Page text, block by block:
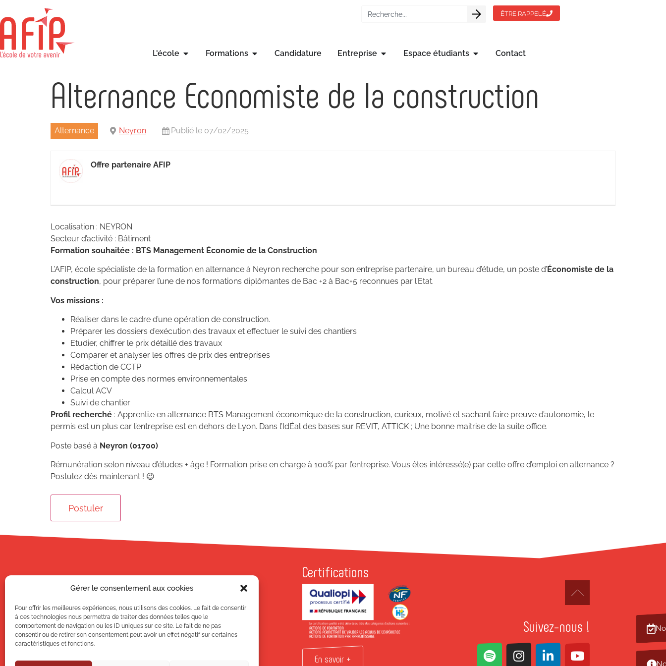
Gérer le consentement aux cookies
Pour offrir les meilleures expériences, nous utilisons des cookies. Le fait de consentir
à ces technologies nous permettra de traiter des données telles que le
comportement de navigation ou les ID uniques sur ce site. Le fait de ne pas
consentir ou de retirer son consentement peut avoir un effet négatif sur certaines
caractéristiques et fonctions.
ÊTRE RAPPELÉ
L'école Formations Candidature Entreprise Espace étudiants Contact
Alternance Economiste de la construction
Alternance Neyron Publié le 07/02/2025
Offre partenaire AFIP
Localisation : NEYRON
Secteur d’activité : Bâtiment
Formation souhaitée : BTS Management Économie de la Construction
L’AFIP, école spécialiste de la formation en alternance à Neyron recherche pour son entreprise partenaire, un bureau d’étude, un poste d’ Économiste de la
construction, pour préparer l’une de nos formations diplômantes de Bac +2 à Bac+5 reconnues par l’Etat.
Vos missions :
Réaliser dans le cadre d’une opération de construction.
Préparer les dossiers d’exécution des travaux et effectuer le suivi des chantiers
Etudier, chiffrer le prix détaillé des travaux
Comparer et analyser les offres de prix des entreprises
Rédaction de CCTP
Prise en compte des normes environnementales
Calcul ACV
Suivi de chantier
Profil recherché : Apprenti.e en alternance BTS Management économique de la construction, curieux, motivé et sachant faire preuve d’autonomie, le
permis est un plus car l’entreprise est en dehors de Lyon. Dans l’IdÉal des bases sur REVIT, ATTICK ; Une bonne maitrise de la suite office.
Poste basé à Neyron (01700)
Rémunération selon niveau d’études + âge ! Formation prise en charge à 100% par l’entreprise. Vous êtes intéressé(e) par cette offre d’emploi en alternance ?
Postulez dès maintenant ! 😉
CAMPUS AFIP
40, rue des Antonins
69100VILLEURBANNE
+33 (0) 4 78 37 81 81
Certifications
En savoir +
Suivez-nous !